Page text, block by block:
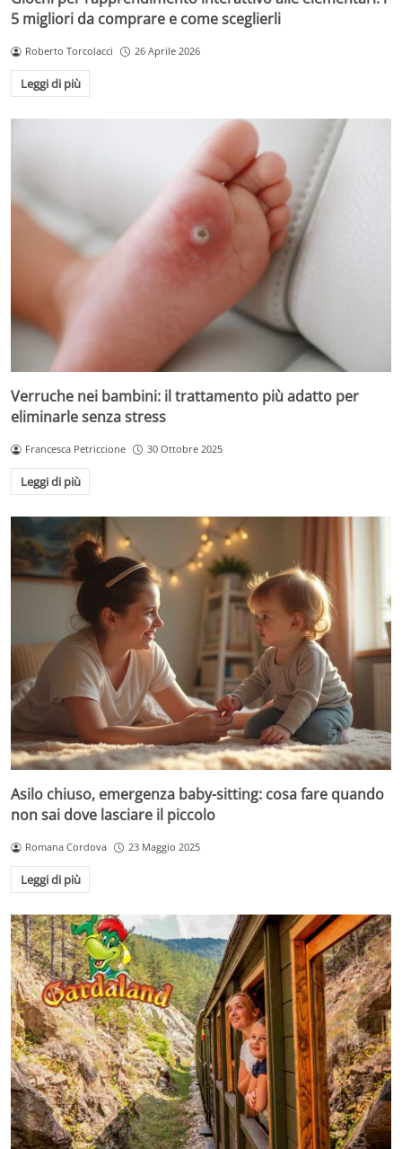
5 migliori da comprare e come sceglierli
Roberto Torcolacci 26 Aprile 2026
Leggi di più
Verruche nei bambini: il trattamento più adatto per
eliminarle senza stress
Francesca Petriccione 30 Ottobre 2025
Leggi di più
Asilo chiuso, emergenza baby-sitting: cosa fare quando
non sai dove lasciare il piccolo
Romana Cordova 23 Maggio 2025
Leggi di più